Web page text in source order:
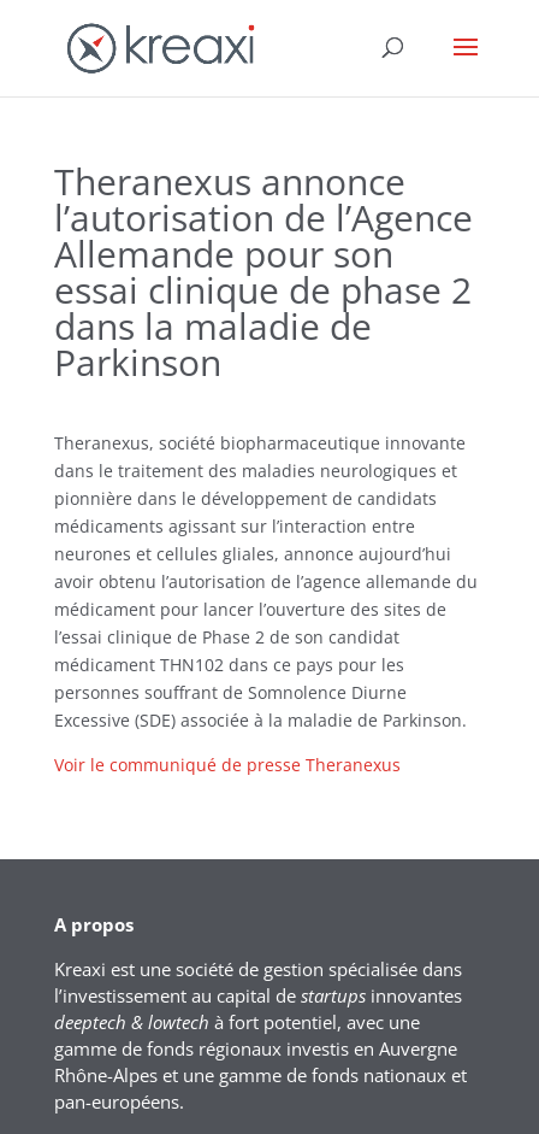
Theranexus annonce
l’autorisation de l’Agence
Allemande pour son
essai clinique de phase 2
dans la maladie de
Parkinson
Theranexus, société biopharmaceutique innovante
dans le traitement des maladies neurologiques et
pionnière dans le développement de candidats
médicaments agissant sur l’interaction entre
neurones et cellules gliales, annonce aujourd’hui
avoir obtenu l’autorisation de l’agence allemande du
médicament pour lancer l’ouverture des sites de
l’essai clinique de Phase 2 de son candidat
médicament THN102 dans ce pays pour les
personnes souffrant de Somnolence Diurne
Excessive (SDE) associée à la maladie de Parkinson.
Voir le communiqué de presse Theranexus
A propos
Kreaxi est une société de gestion spécialisée dans
l’investissement au capital de startupsinnovantes
deeptech & lowtech à fort potentiel, avec une
gamme de fonds régionaux investis en Auvergne
Rhône-Alpes et une gamme de fonds nationaux et
pan-européens.